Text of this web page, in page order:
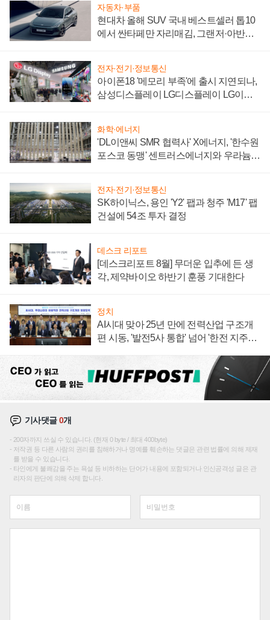
자동차·부품
현대차 올해 SUV 국내 베스트셀러 톱10
에서 싼타페만 자리매김, 그랜저·아반떼
전자·전기·정보통신
아이폰18 '메모리 부족'에 출시 지연되나,
삼성디스플레이 LG디스플레이 LG이노
화학·에너지
'DL이앤씨 SMR 협력사' X에너지, '한수원
포스코 동맹' 센트러스에너지와 우라늄
전자·전기·정보통신
SK하이닉스, 용인 'Y2' 팹과 청주 'M17' 팹
건설에 54조 투자 결정
데스크 리포트
[데스크리포트 8월] 무더운 입추에 든 생
각, 제약바이오 하반기 훈풍 기대한다
정치
AI시대 맞아 25년 만에 전력산업 구조개
편 시동, '발전5사 통합' 넘어 '한전 지주사'
기사댓글0개
200자까지 쓰실 수 있습니다. (현재 0 byte / 최대 400byte)
저작권 등 다른 사람의 권리를 침해하거나 명예를 훼손하는 댓글은 관련 법률에 의해 제재
를 받을 수 있습니다.
타인에게 불쾌감을 주는 욕설 등 비하하는 단어가 내용에 포함되거나 인신공격성 글은 관
리자의 판단에 의해 삭제 합니다.